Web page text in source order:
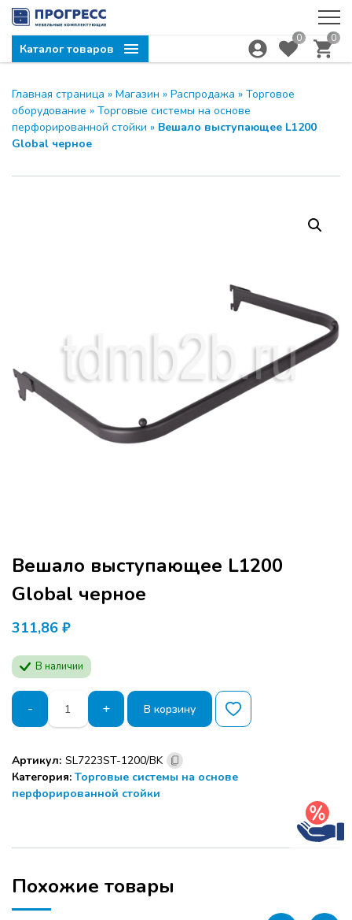
Каталог товаров
0 0
Главная страница » Магазин » Распродажа » Торговое
оборудование » Торговые системы на основе
перфорированной стойки » Вешало выступающее L1200
Global черное
Вешало выступающее L1200
Global черное
311,86 ₽
В наличии
-
Количество
товара
Вешало
L1200
Global
черное
+ В корзину
Артикул: SL7223ST-1200/BK
Категория: Торговые системы на основе
перфорированной стойки
Похожие товары